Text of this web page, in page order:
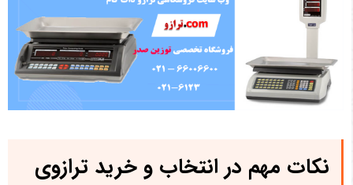
نکات مهم در انتخاب و خرید ترازوی